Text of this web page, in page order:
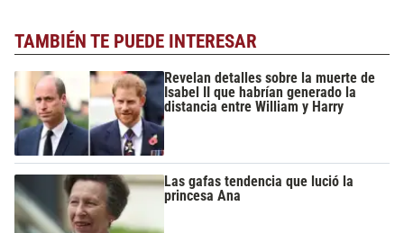
TAMBIÉN TE PUEDE INTERESAR
Revelan detalles sobre la muerte de
Isabel II que habrían generado la
distancia entre William y Harry
Las gafas tendencia que lució la
princesa Ana